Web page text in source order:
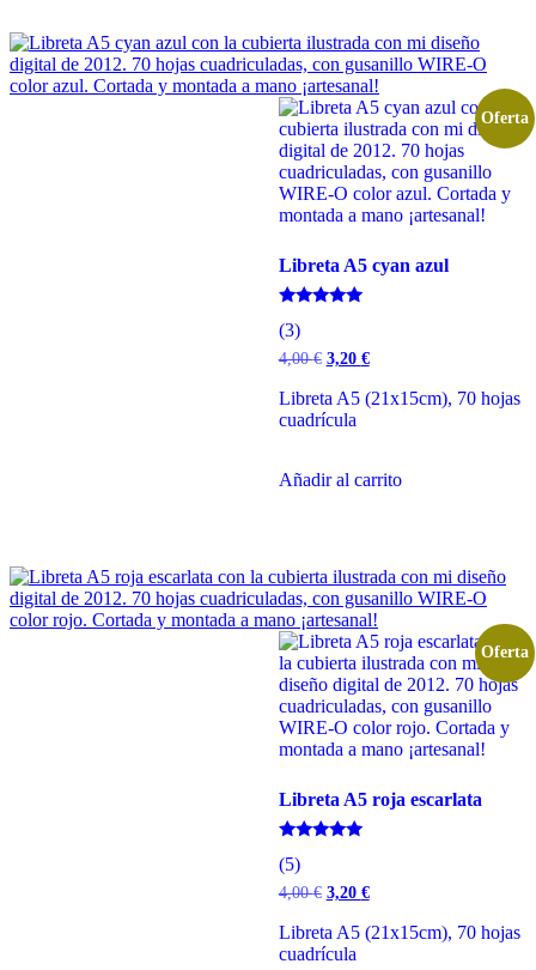
Oferta
Libreta A5 cyan azul
con
5.00
de 5
(3)
4,00€ El
original
era:
3,20 €El
actual
es:
Libreta A5 (21x15cm), 70 hojas
cuadrícula
Añadir al carrito
Oferta
Libreta A5 roja escarlata
con
5.00
de 5
(5)
4,00€ El
original
era:
3,20 €El
actual
Libreta A5 (21x15cm), 70 hojas
cuadrícula